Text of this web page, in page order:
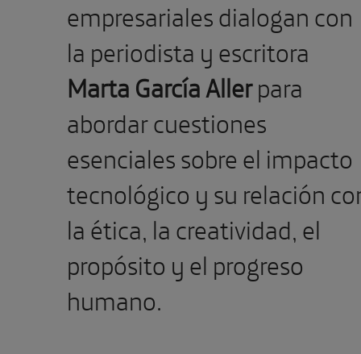
empresariales dialogan con
la periodista y escritora
Marta García Allerpara
abordar cuestiones
esenciales sobre el impacto
tecnológico y su relación
la ética, la creatividad, el
propósito y el progreso
humano.